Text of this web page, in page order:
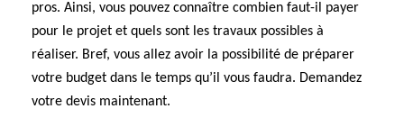
pros. Ainsi, vous pouvez connaître combien faut-il payer
pour le projet et quels sont les travaux possibles à
réaliser. Bref, vous allez avoir la possibilité de préparer
votre budget dans le temps qu’il vous faudra. Demandez
votre devis maintenant.